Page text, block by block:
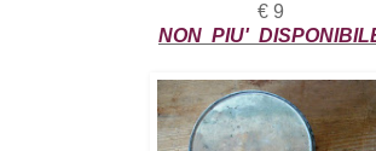
€ 9
NON PIU'